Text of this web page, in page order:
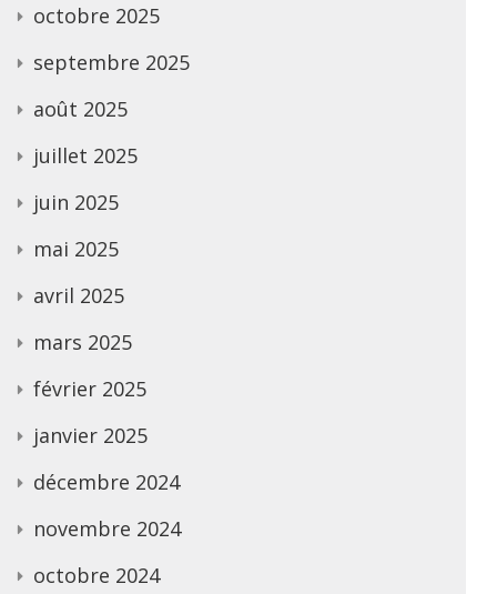
octobre 2025
septembre 2025
août 2025
juillet 2025
juin 2025
mai 2025
avril 2025
mars 2025
février 2025
janvier 2025
décembre 2024
novembre 2024
octobre 2024